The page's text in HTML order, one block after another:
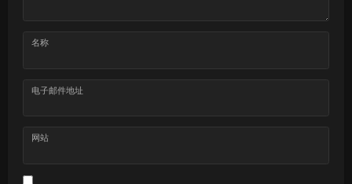
名称
电子邮件地址
网站